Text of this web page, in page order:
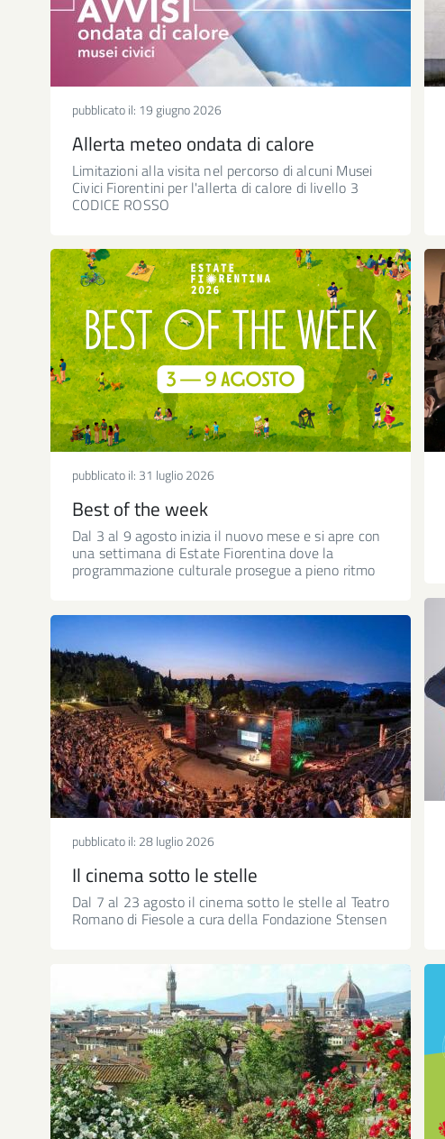
pubblicato il: 19 giugno 2026
Allerta meteo ondata di calore
Limitazioni alla visita nel percorso di alcuni Musei
Civici Fiorentini per l'allerta di calore di livello 3
CODICE ROSSO
pubblicato il: 31 luglio 2026
Best of the week
Dal 3 al 9 agosto inizia il nuovo mese e si apre con
una settimana di Estate Fiorentina dove la
programmazione culturale prosegue a pieno ritmo
pubblicato il: 28 luglio 2026
Il cinema sotto le stelle
Dal 7 al 23 agosto il cinema sotto le stelle al Teatro
Romano di Fiesole a cura della Fondazione Stensen